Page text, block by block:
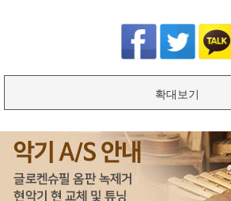
확대보기